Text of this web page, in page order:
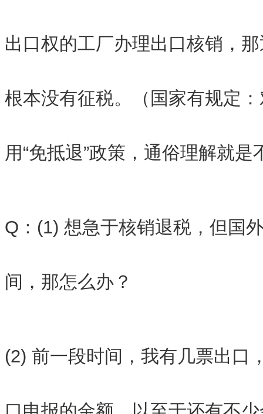
出口权的工厂办理出口核销，
根本没有征税。（国家有规定
用“免抵退”政策，通俗理解就是
Q：(1) 想急于核销退税，但国
间，那怎么办？
(2) 前一段时间，我有几票出口